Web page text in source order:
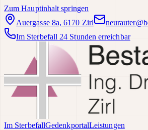
Zum Hauptinhalt springen
Auergasse 8a, 6170 Zirl
Im Sterbefall 24 Stunden erreichbar
Im SterbefallGedenkportalLeistungen